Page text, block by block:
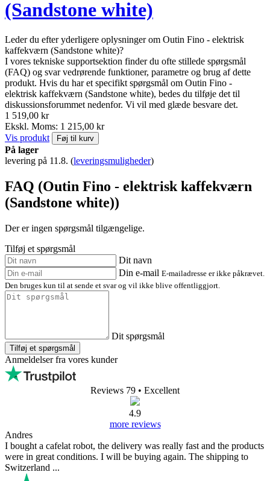
(Sandstone white)
Leder du efter yderligere oplysninger om Outin Fino - elektrisk
kaffekværn (Sandstone white)?
I vores tekniske supportsektion finder du ofte stillede spørgsmål
(FAQ) og svar vedrørende funktioner, parametre og brug af dette
produkt. Hvis du har et specifikt spørgsmål om Outin Fino -
elektrisk kaffekværn (Sandstone white), bedes du tilføje det til
diskussionsforummet nedenfor. Vi vil med glæde besvare det.
1 519,00 kr
Ekskl. Moms: 1 215,00 kr
Vis produkt
Føj til kurv
På lager
levering på 11.8. (leveringsmuligheder)
FAQ (Outin Fino - elektrisk kaffekværn
(Sandstone white))
Der er ingen spørgsmål tilgængelige.
Tilføj et spørgsmål
Dit navn
Din e-mail E-mailadresse er ikke påkrævet.
Den bruges kun til at sende et svar og vil ikke blive offentliggjort.
Dit spørgsmål
Tilføj et spørgsmål
Anmeldelser fra vores kunder
Reviews 79 • Excellent
4.9
more reviews
Andres
I bought a cafelat robot, the delivery was really fast and the products
were in great conditions. I will be buying again. The shipping to
Switzerland ...